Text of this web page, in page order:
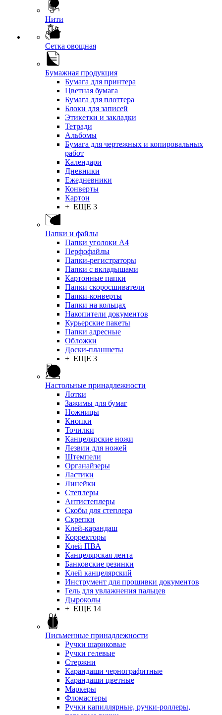
Нити
Сетка овощная
Бумажная продукция
Бумага для принтера
Цветная бумага
Бумага для плоттера
Блоки для записей
Этикетки и закладки
Тетради
Альбомы
Бумага для чертежных и копировальных
работ
Календари
Дневники
Ежедневники
Конверты
Картон
+ ЕЩЕ 3
Папки и файлы
Папки уголоки А4
Перфофайлы
Папки-регистраторы
Папки с вкладышами
Картонные папки
Папки скоросшиватели
Папки-конверты
Папки на кольцах
Накопители документов
Курьерские пакеты
Папки адресные
Обложки
Доски-планшеты
+ ЕЩЕ 3
Настольные принадлежности
Лотки
Зажимы для бумаг
Ножницы
Кнопки
Точилки
Канцелярские ножи
Лезвии для ножей
Штемпели
Органайзеры
Ластики
Линейки
Степлеры
Антистеплеры
Скобы для степлера
Скрепки
Клей-карандаш
Корректоры
Клей ПВА
Канцелярская лента
Банковские резинки
Клей канцелярский
Инструмент для прошивки документов
Гель для увлажнения пальцев
Дыроколы
+ ЕЩЕ 14
Письменные принадлежности
Ручки шариковые
Ручки гелевые
Стержни
Карандаши чернографитные
Карандаши цветные
Маркеры
Фломастеры
Ручки капиллярные, ручки-роллеры,